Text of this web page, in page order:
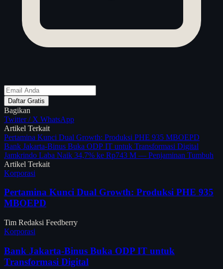
Daftar Gratis
Bagikan
Twitter / X WhatsApp
Artikel Terkait
Pertamina Kunci Dual Growth: Produksi PHE 935 MBOEPD
Bank Jakarta-Binus Buka ODP IT untuk Transformasi Digital
Jamkrindo Laba Naik 34,7% ke Rp743 M — Penjaminan Tumbuh
Artikel Terkait
Korporasi
Pertamina Kunci Dual Growth: Produksi PHE 935
MBOEPD
Tim Redaksi Feedberry
Korporasi
Bank Jakarta-Binus Buka ODP IT untuk
Transformasi Digital